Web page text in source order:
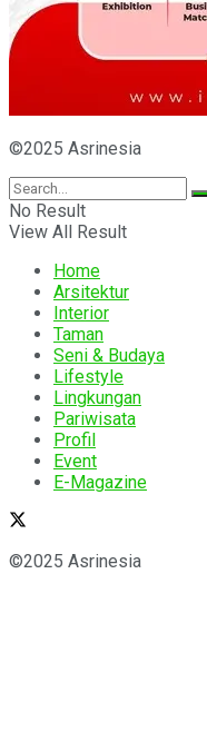
©2025 Asrinesia
No Result
View All Result
Home
Arsitektur
Interior
Taman
Seni & Budaya
Lifestyle
Lingkungan
Pariwisata
Profil
Event
E-Magazine
©2025 Asrinesia